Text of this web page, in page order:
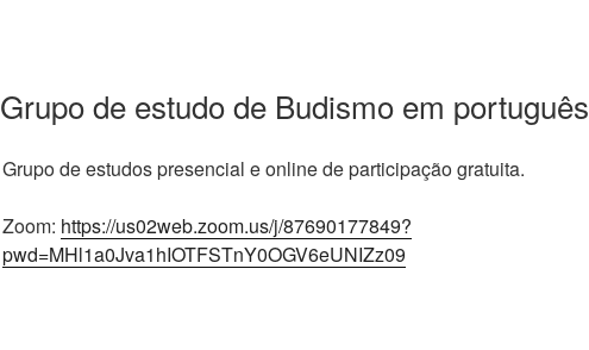
Grupo de estudo de Budismo em português
Grupo de estudos presencial e online de participação gratuita.
Zoom: https://us02web.zoom.us/j/87690177849?
pwd=MHl1a0Jva1hIOTFSTnY0OGV6eUNIZz09